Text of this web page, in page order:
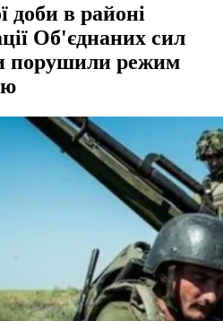
доби в районі
Об'єднаних сил
порушили режим